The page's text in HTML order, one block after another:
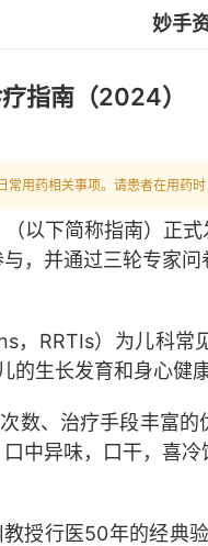
妙手
指南（2024）
用药相关事项。请患者在用药
（以下简称指南） 正式
，并通过三轮专家
，RRTIs）为儿科常
的生长发育和身心健康
数、治疗手段丰富的
中异味，口干，喜
授行医50年的经典